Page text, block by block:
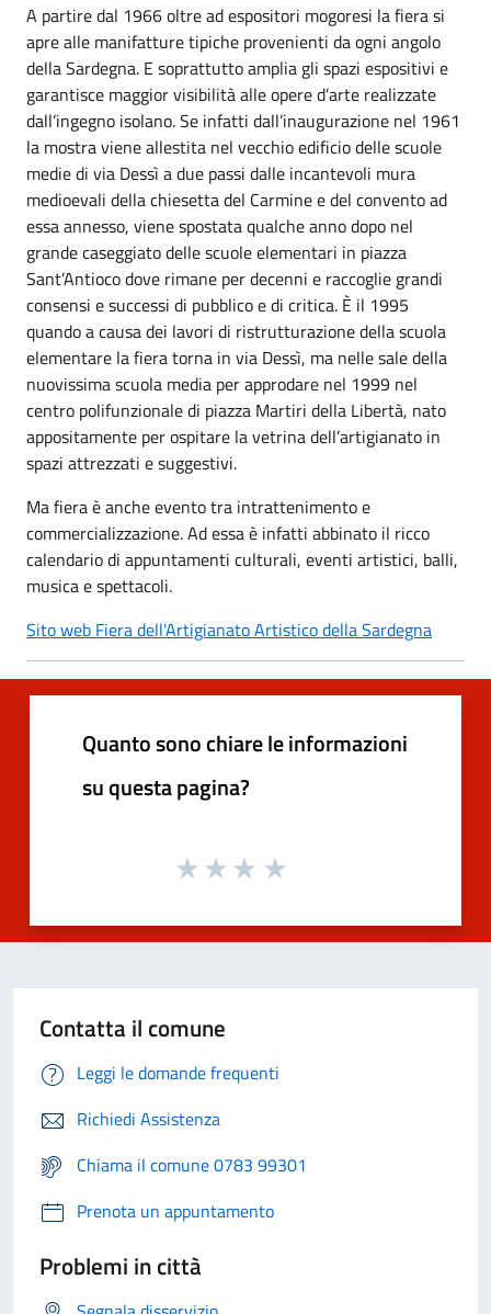
A partire dal 1966 oltre ad espositori mogoresi la fiera si
apre alle manifatture tipiche provenienti da ogni angolo
della Sardegna. E soprattutto amplia gli spazi espositivi e
garantisce maggior visibilità alle opere d’arte realizzate
dall’ingegno isolano. Se infatti dall’inaugurazione nel 1961
la mostra viene allestita nel vecchio edificio delle scuole
medie di via Dessì a due passi dalle incantevoli mura
medioevali della chiesetta del Carmine e del convento ad
essa annesso, viene spostata qualche anno dopo nel
grande caseggiato delle scuole elementari in piazza
Sant’Antioco dove rimane per decenni e raccoglie grandi
consensi e successi di pubblico e di critica. È il 1995
quando a causa dei lavori di ristrutturazione della scuola
elementare la fiera torna in via Dessì, ma nelle sale della
nuovissima scuola media per approdare nel 1999 nel
centro polifunzionale di piazza Martiri della Libertà, nato
appositamente per ospitare la vetrina dell’artigianato in
spazi attrezzati e suggestivi.
Ma fiera è anche evento tra intrattenimento e
commercializzazione. Ad essa è infatti abbinato il ricco
calendario di appuntamenti culturali, eventi artistici, balli,
musica e spettacoli.
Sito web Fiera dell'Artigianato Artistico della Sardegna
Quanto sono chiare le informazioni
su questa pagina?
Contatta il comune
Leggi le domande frequenti
Richiedi Assistenza
Chiama il comune 0783 99301
Prenota un appuntamento
Problemi in città